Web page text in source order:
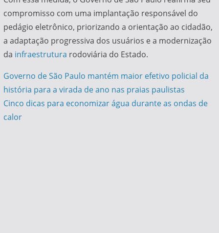
compromisso com uma implantação responsável do
pedágio eletrônico, priorizando a orientação ao cidadão,
a adaptação progressiva dos usuários e a modernização
da infraestrutura rodoviária do Estado.
Navegação
de
Post
Governo de São Paulo mantém maior efetivo policial da
história para a virada de ano nas praias paulistas
Cinco dicas para economizar água durante as ondas de
calor